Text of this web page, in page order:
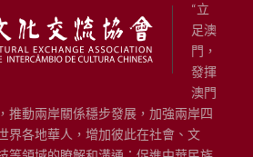
“立
足澳
門，
發揮
澳門
推動兩岸關係穩步發展，加強兩岸四
界各地華人，增加彼此在社會、文